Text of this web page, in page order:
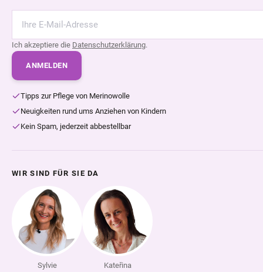
Ich akzeptiere die Datenschutzerklärung.
ANMELDEN
Tipps zur Pflege von Merinowolle
Neuigkeiten rund ums Anziehen von Kindern
Kein Spam, jederzeit abbestellbar
WIR SIND FÜR SIE DA
Sylvie Kateřina